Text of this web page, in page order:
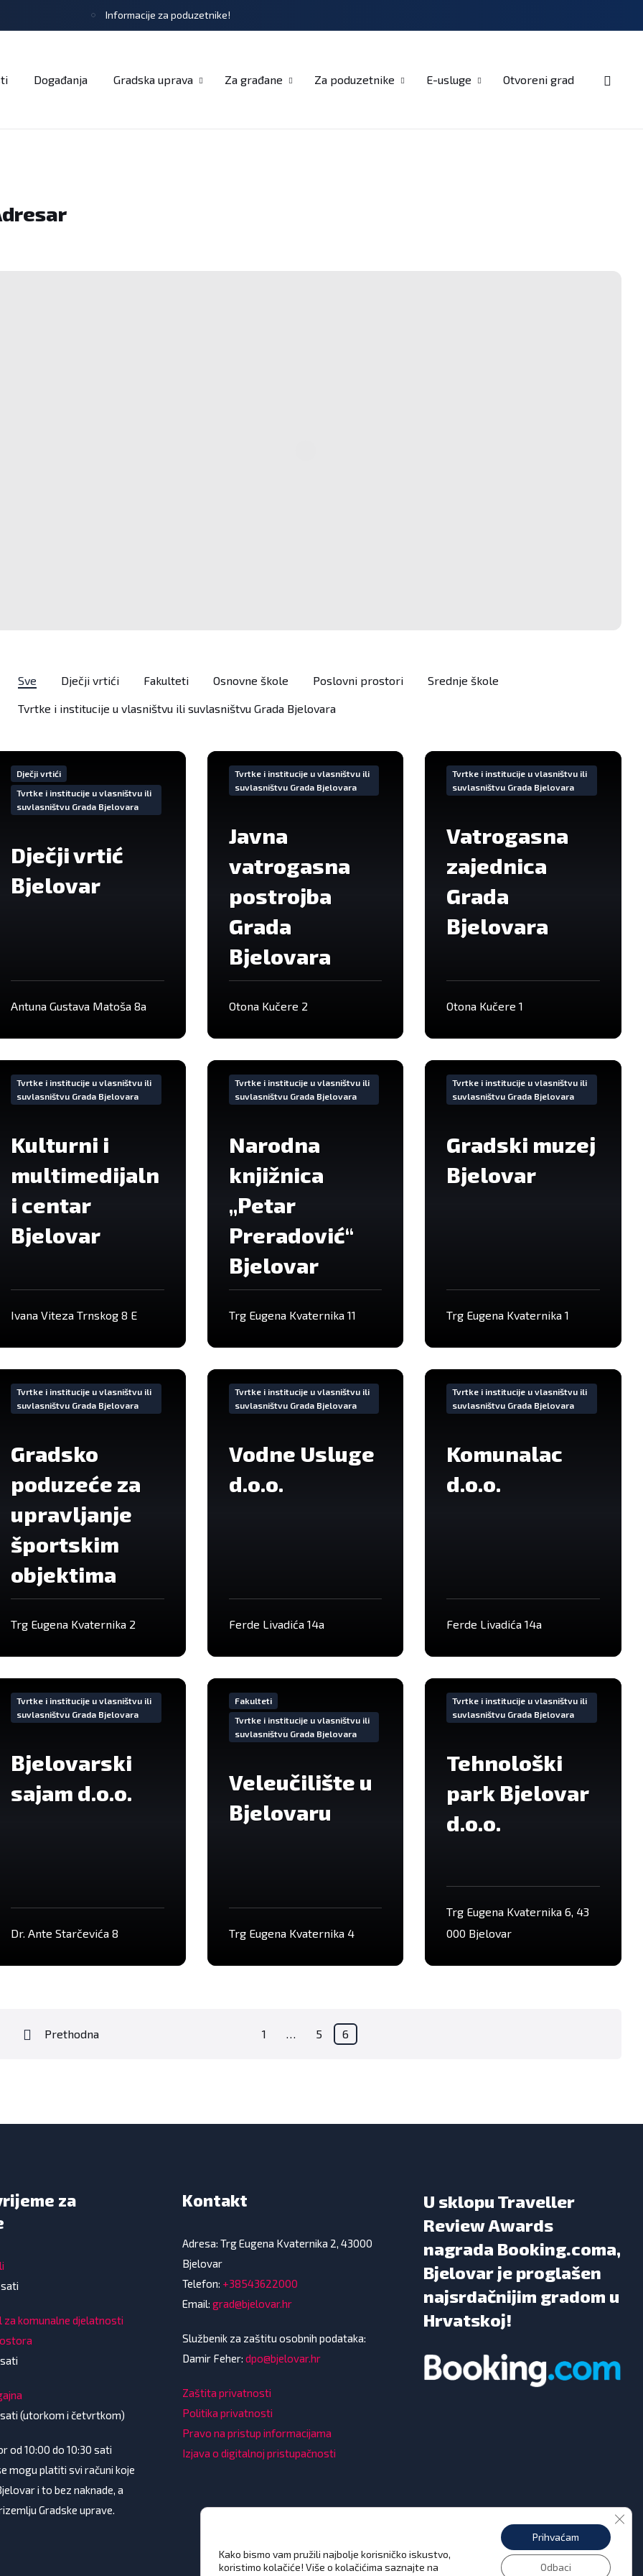
Informacije za poduzetnike!
Događanja Gradska uprava Za građane Za poduzetnike E-usluge Otvoreni grad
Sve Dječji vrtići Fakulteti Osnovne škole Poslovni prostori Srednje škole
Tvrtke i institucije u vlasništvu ili suvlasništvu Grada Bjelovara
Dječji vrtići
Tvrtke i institucije u vlasništvu ili
suvlasništvu Grada Bjelovara
Dječji vrtić
Bjelovar
Antuna Gustava Matoša 8a
Tvrtke i institucije u vlasništvu ili
suvlasništvu Grada Bjelovara
Javna
vatrogasna
postrojba
Grada
Bjelovara
Otona Kučere 2
VIše
informacija
Tvrtke i institucije u vlasništvu ili
suvlasništvu Grada Bjelovara
Vatrogasna
zajednica
Grada
Bjelovara
Otona Kučere 1
VIše
informacija
Tvrtke i institucije u vlasništvu ili
suvlasništvu Grada Bjelovara
Kulturni i
multimedijaln
i centar
Bjelovar
Ivana Viteza Trnskog 8 E
Tvrtke i institucije u vlasništvu ili
suvlasništvu Grada Bjelovara
Narodna
knjižnica
„Petar
Preradović“
Bjelovar
Trg Eugena Kvaternika 11
VIše
informacija
Tvrtke i institucije u vlasništvu ili
suvlasništvu Grada Bjelovara
Gradski muzej
Bjelovar
Trg Eugena Kvaternika 1
VIše
informacija
Tvrtke i institucije u vlasništvu ili
suvlasništvu Grada Bjelovara
Gradsko
poduzeće za
upravljanje
športskim
objektima
Trg Eugena Kvaternika 2
Tvrtke i institucije u vlasništvu ili
suvlasništvu Grada Bjelovara
Vodne Usluge
d.o.o.
Ferde Livadića 14a
VIše
informacija
Tvrtke i institucije u vlasništvu ili
suvlasništvu Grada Bjelovara
Komunalac
d.o.o.
Ferde Livadića 14a
VIše
informacija
Tvrtke i institucije u vlasništvu ili
suvlasništvu Grada Bjelovara
Bjelovarski
sajam d.o.o.
Dr. Ante Starčevića 8
Fakulteti
Tvrtke i institucije u vlasništvu ili
suvlasništvu Grada Bjelovara
Veleučilište u
Bjelovaru
Trg Eugena Kvaternika 4
VIše
informacija
Tvrtke i institucije u vlasništvu ili
suvlasništvu Grada Bjelovara
Tehnološki
park Bjelovar
d.o.o.
Trg Eugena Kvaternika 6, 43
000 Bjelovar
VIše
informacija
Brojevi
Prethodna 1 … 5 6
za
za komunalne djelatnosti
sati (utorkom i četvrtkom)
od 10:00 do 10:30 sati
mogu platiti svi računi koje
i to bez naknade, a
Gradske uprave.
Kontakt
Adresa: Trg Eugena Kvaternika 2, 43000
Bjelovar
Telefon: +38543622000
Email: grad@bjelovar.hr
Službenik za zaštitu osobnih podataka:
Damir Feher: dpo@bjelovar.hr
Zaštita privatnosti
Politika privatnosti
Pravo na pristup informacijama
Izjava o digitalnoj pristupačnosti
U sklopu Traveller
Review Awards
nagrada Booking.coma,
Bjelovar je proglašen
najsrdačnijim gradom u
Hrvatskoj!
Kako bismo vam pružili najbolje korisničko iskustvo,
koristimo kolačiće! Više o kolačićima saznajte na
Prihvaćam
Odbaci